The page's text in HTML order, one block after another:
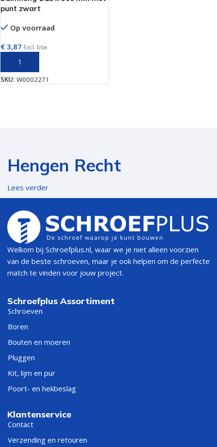
punt zwart
Op voorraad
€ 3,87 Excl. btw
SKU: W0002271
Hengen Recht
Lees verder
Welkom bij Schroefplus.nl, waar we je niet alleen voorzien
van de beste schroeven, maar je ook helpen om de perfecte
match te vinden voor jouw project.
Schroefplus Assortiment
Schroeven
Boren
Bouten en moeren
Pluggen
Kit, lijm en pur
Poort- en hekbeslag
Klantenservice
Contact
Verzending en retouren